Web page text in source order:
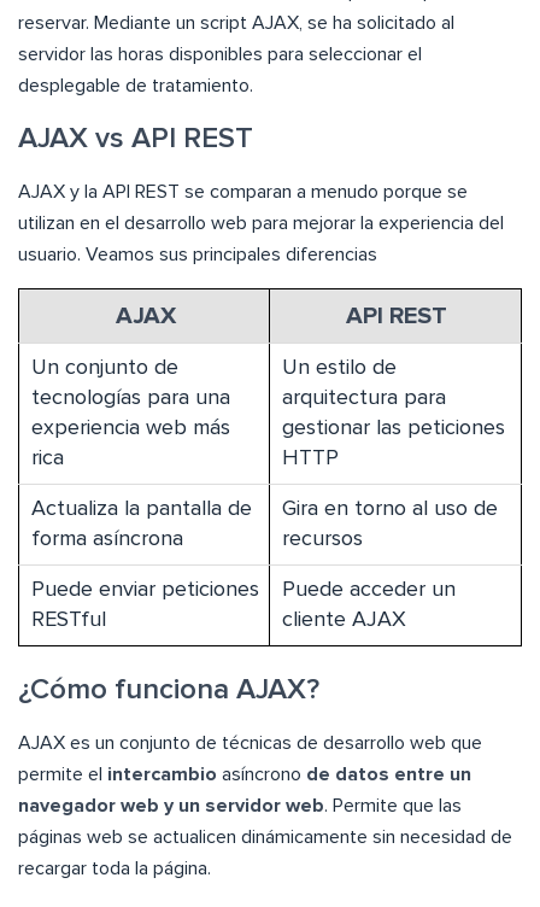
reservar. Mediante un script AJAX, se ha solicitado al
servidor las horas disponibles para seleccionar el
desplegable de tratamiento.
AJAX vs API REST
AJAX y la API REST se comparan a menudo porque se
utilizan en el desarrollo web para mejorar la experiencia del
usuario. Veamos sus principales diferencias
AJAX API REST
Un conjunto de
tecnologías para una
experiencia web más
rica
Un estilo de
arquitectura para
gestionar las peticiones
HTTP
Actualiza la pantalla de
forma asíncrona
Gira en torno al uso de
recursos
Puede enviar peticiones
RESTful
Puede acceder un
cliente AJAX
¿Cómo funciona AJAX?
AJAX es un conjunto de técnicas de desarrollo web que
permite el intercambio asíncrono de datos entre un
navegador web y un servidor web. Permite que las
páginas web se actualicen dinámicamente sin necesidad de
recargar toda la página.